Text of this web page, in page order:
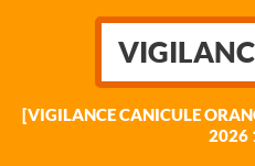
[VIGILANCE CANICULE
2026